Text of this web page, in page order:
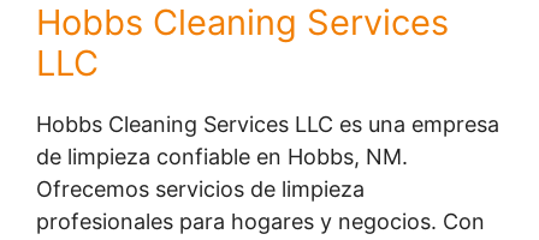
Hobbs Cleaning Services
LLC
Hobbs Cleaning Services LLC es una empresa
de limpieza confiable en Hobbs, NM.
Ofrecemos servicios de limpieza
profesionales para hogares y negocios. Con